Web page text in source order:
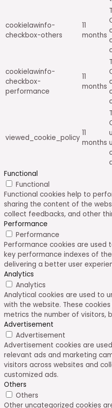
cookielawinfo-
checkbox-others
11
months
cookielawinfo-
checkbox-
performance
11
months
viewed_cookie_policy
11
months
Functional
Functional
Functional cookies help to
sharing the content of the
collect feedbacks, and other
Performance
Performance
Performance cookies are used
key performance indexes of
delivering a better user
Analytics
Analytics
Analytical cookies are used to
with the website. These
metrics the number of visitors,
Advertisement
Advertisement
Advertisement cookies are
relevant ads and marketing
visitors across websites and
customized ads.
Others
Others
Other uncategorized cookies